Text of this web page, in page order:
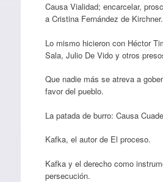
Causa Vialidad; encarcelar,
a Cristina Fernández de Kirchner.
Lo mismo hicieron con Héctor
Sala, Julio De Vido y otros
Que nadie más se atreva a
favor del pueblo.
La patada de burro: Causa
Kafka, el autor de El proceso.
Kafka y el derecho como
persecución.